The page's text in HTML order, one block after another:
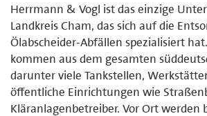
Herrmann & Vogl ist das einzige
Landkreis Cham, das sich auf die
Ölabscheider-Abfällen spezialisiert
kommen aus dem gesamten
darunter viele Tankstellen,
öffentliche Einrichtungen wie
Kläranlagenbetreiber. Vor Ort werden